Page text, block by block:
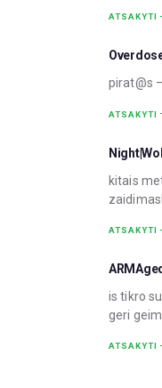
ATSAKYTI
pirat@s
ATSAKYTI
kitais
ATSAKYTI
is tikro
geri
ATSAKYTI